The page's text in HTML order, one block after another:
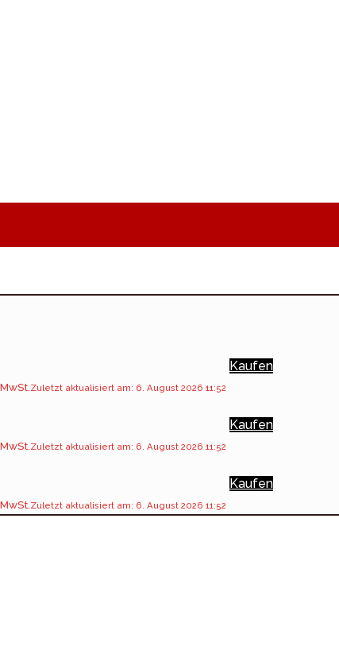
Zuletzt aktualisiert am: 6. August 2026 11:52
Kaufen
Zuletzt aktualisiert am: 6. August 2026 11:52
Kaufen
Zuletzt aktualisiert am: 6. August 2026 11:52
Kaufen